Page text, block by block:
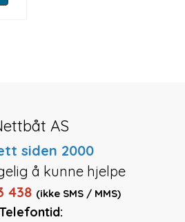
AS
siden 2000
å kunne hjelpe
438 (ikke SMS / MMS)
Telefontid: